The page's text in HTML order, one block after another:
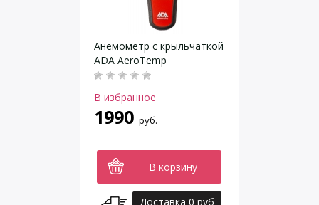
Анемометр с крыльчаткой
ADA AeroTemp
В избранное
1990 руб.
В корзину
Доставка 0 руб